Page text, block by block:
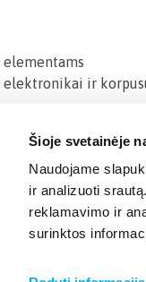
Šioje svetainėje
Naudojame
ir analizuoti
reklamavimo ir
surinktos
elementams
elektronikai ir